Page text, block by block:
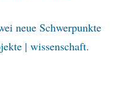
neue Schwerpunkte
| wissenschaft.